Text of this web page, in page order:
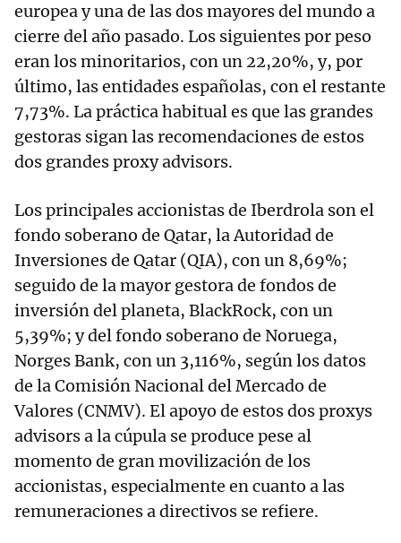
europea y una de las dos mayores del mundo a
cierre del año pasado. Los siguientes por peso
eran los minoritarios, con un 22,20%, y, por
último, las entidades españolas, con el restante
7,73%. La práctica habitual es que las grandes
gestoras sigan las recomendaciones de estos
dos grandes proxy advisors.
Los principales accionistas de Iberdrola son el
fondo soberano de Qatar, la Autoridad de
Inversiones de Qatar (QIA), con un 8,69%;
seguido de la mayor gestora de fondos de
inversión del planeta, BlackRock, con un
5,39%; y del fondo soberano de Noruega,
Norges Bank, con un 3,116%, según los datos
de la Comisión Nacional del Mercado de
Valores (CNMV). El apoyo de estos dos proxys
advisors a la cúpula se produce pese al
momento de gran movilización de los
accionistas, especialmente en cuanto a las
remuneraciones a directivos se refiere.